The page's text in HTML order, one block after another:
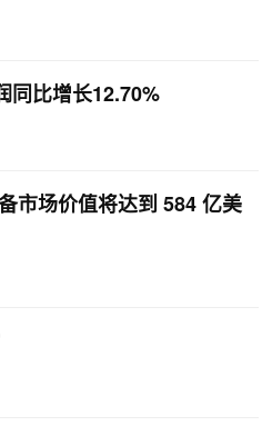
同比增长12.70%
市场价值将达到 584 亿美